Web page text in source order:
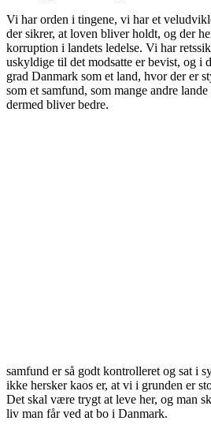
Vi har orden i tingene, vi har et
der sikrer, at loven bliver holdt, og der
korruption i landets ledelse. Vi har
uskyldige til det modsatte er bevist, og i
grad Danmark som et land, hvor der er
som et samfund, som mange andre
dermed bliver bedre.
samfund er så godt kontrolleret og sat i
ikke hersker kaos er, at vi i grunden er
Det skal være trygt at leve her, og man
liv man får ved at bo i Danmark.